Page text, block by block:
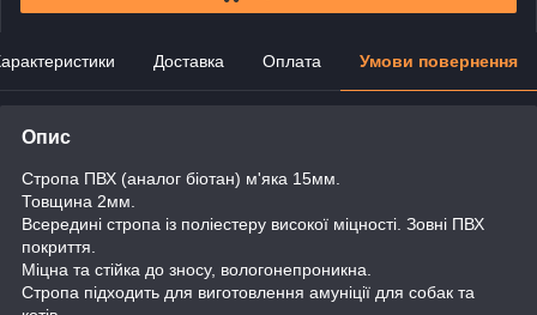
Доставка Оплата Умови повернення
Опис
Стропа ПВХ (аналог біотан) м'яка 15мм.
Товщина 2мм.
Всередині стропа із поліестеру високої міцності. Зовні ПВХ
покриття.
Міцна та стійка до зносу, вологонепроникна.
Стропа підходить для виготовлення амуніції для собак та